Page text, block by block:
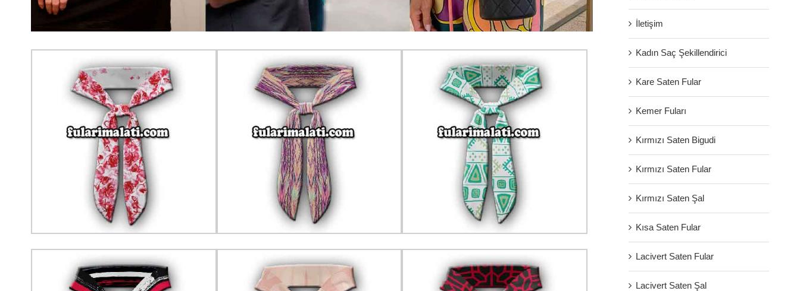
İletişim
Kadın Saç Şekillendirici
Kare Saten Fular
Kemer Fuları
Kırmızı Saten Bigudi
Kırmızı Saten Fular
Kırmızı Saten Şal
Kısa Saten Fular
Lacivert Saten Fular
Lacivert Saten Şal